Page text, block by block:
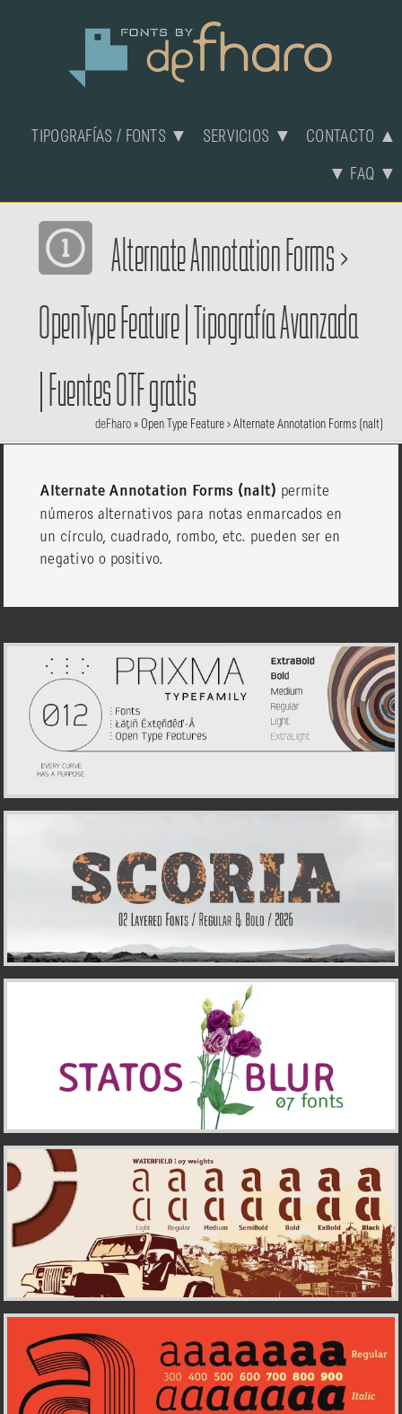
TIPOGRAFÍAS / FONTS ▼ SERVICIOS ▼ CONTACTO ▲
▼ FAQ ▼
Alternate Annotation Forms>
OpenType Feature Tipografía Avanzada
Fuentes OTF gratis
deFharo» Open Type Feature > Alternate Annotation Forms (nalt)
Alternate Annotation Forms (nalt) permite
números alternativos para notas enmarcados en
un círculo, cuadrado, rombo, etc. pueden ser en
negativo o positivo.